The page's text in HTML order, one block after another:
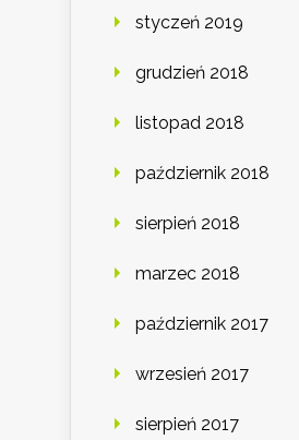
styczeń 2019
grudzień 2018
listopad 2018
październik 2018
sierpień 2018
marzec 2018
październik 2017
wrzesień 2017
sierpień 2017